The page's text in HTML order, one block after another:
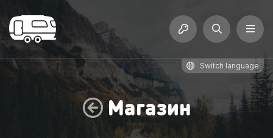
Switch language
Магазин